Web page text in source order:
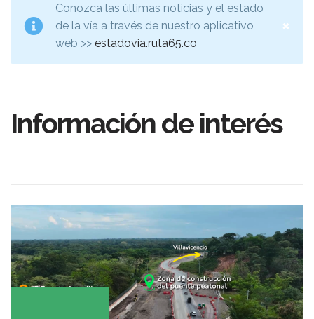
Conozca las últimas noticias y el estado
de la vía a través de nuestro aplicativo
web >> estadovia.ruta65.co
×
Información de interés